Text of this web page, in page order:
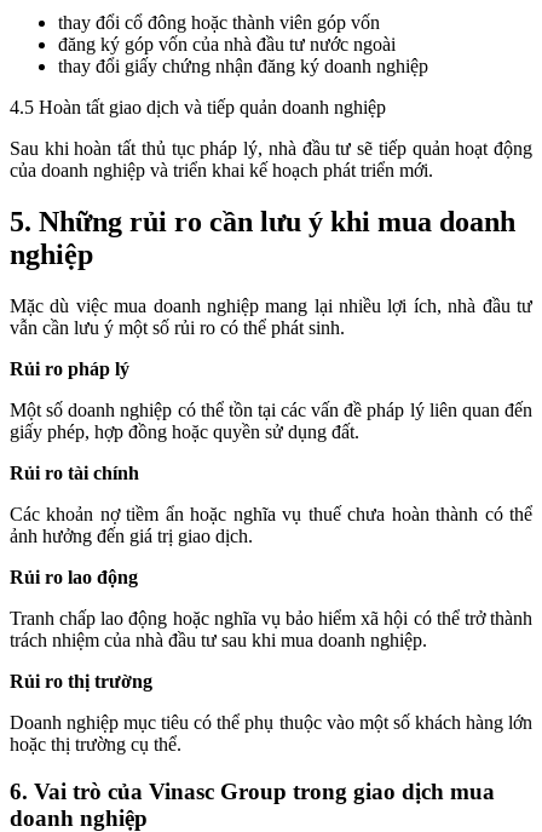
thay đổi cổ đông hoặc thành viên góp vốn
đăng ký góp vốn của nhà đầu tư nước ngoài
thay đổi giấy chứng nhận đăng ký doanh nghiệp
4.5 Hoàn tất giao dịch và tiếp quản doanh nghiệp
Sau khi hoàn tất thủ tục pháp lý, nhà đầu tư sẽ tiếp quản hoạt động
của doanh nghiệp và triển khai kế hoạch phát triển mới.
5. Những rủi ro cần lưu ý khi mua doanh
nghiệp
Mặc dù việc mua doanh nghiệp mang lại nhiều lợi ích, nhà đầu tư
vẫn cần lưu ý một số rủi ro có thể phát sinh.
Rủi ro pháp lý
Một số doanh nghiệp có thể tồn tại các vấn đề pháp lý liên quan đến
giấy phép, hợp đồng hoặc quyền sử dụng đất.
Rủi ro tài chính
Các khoản nợ tiềm ẩn hoặc nghĩa vụ thuế chưa hoàn thành có thể
ảnh hưởng đến giá trị giao dịch.
Rủi ro lao động
Tranh chấp lao động hoặc nghĩa vụ bảo hiểm xã hội có thể trở thành
trách nhiệm của nhà đầu tư sau khi mua doanh nghiệp.
Rủi ro thị trường
Doanh nghiệp mục tiêu có thể phụ thuộc vào một số khách hàng lớn
hoặc thị trường cụ thể.
6. Vai trò của Vinasc Group trong giao dịch mua
doanh nghiệp